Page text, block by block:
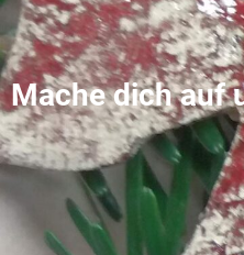
Mache dich auf